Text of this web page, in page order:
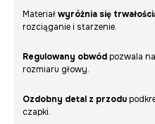
Materiałwyróżnia się
rozciąganie i starzenie.
Regulowany obwód pozwala
rozmiaru głowy.
Ozdobny detal z przodu
czapki.